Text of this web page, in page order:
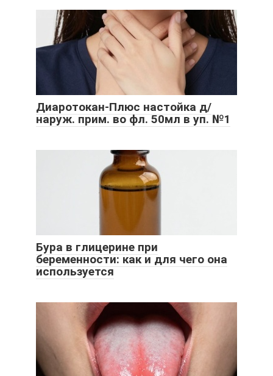
Диаротокан-Плюс настойка д/
наруж. прим. во фл. 50мл в уп. №1
Бура в глицерине при
беременности: как и для чего она
используется